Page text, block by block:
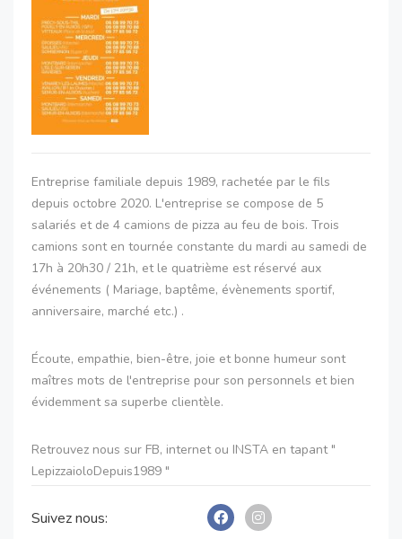
Entreprise familiale depuis 1989, rachetée par le fils
depuis octobre 2020. L'entreprise se compose de 5
salariés et de 4 camions de pizza au feu de bois. Trois
camions sont en tournée constante du mardi au samedi de
17h à 20h30 / 21h, et le quatrième est réservé aux
événements ( Mariage, baptême, évènements sportif,
anniversaire, marché etc.) .
Écoute, empathie, bien-être, joie et bonne humeur sont
maîtres mots de l'entreprise pour son personnels et bien
évidemment sa superbe clientèle.
Retrouvez nous sur FB, internet ou INSTA en tapant "
LepizzaioloDepuis1989 "
A très vite!
Suivez nous: